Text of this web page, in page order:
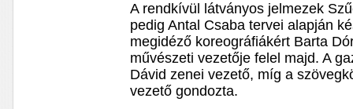
A rendkívül látványos jelmezek
pedig Antal Csaba tervei alapján
megidéző koreográfiákért Barta
művészeti vezetője felel majd. A
Dávid zenei vezető, míg a
vezető gondozta.